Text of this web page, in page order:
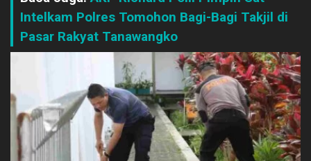
Intelkam Polres Tomohon Bagi-Bagi Takjil di
Pasar Rakyat Tanawangko